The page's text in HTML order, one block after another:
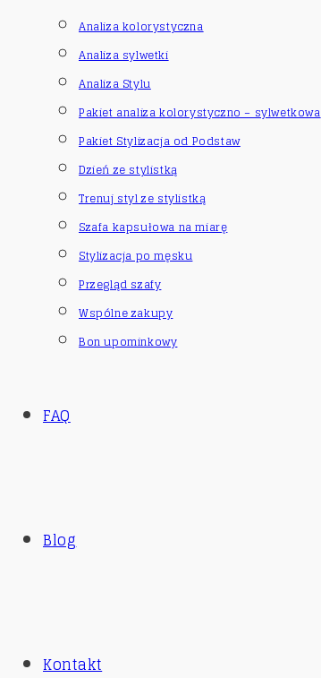
Analiza kolorystyczna
Analiza sylwetki
Analiza Stylu
Pakiet analiza kolorystyczno – sylwetkowa
Pakiet Stylizacja od Podstaw
Dzień ze stylistką
Trenuj styl ze stylistką
Szafa kapsułowa na miarę
Stylizacja po męsku
Przegląd szafy
Wspólne zakupy
Bon upominkowy
FAQ
Blog
Kontakt